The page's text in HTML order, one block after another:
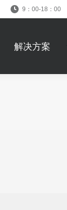
9：00-18：00
解决方案